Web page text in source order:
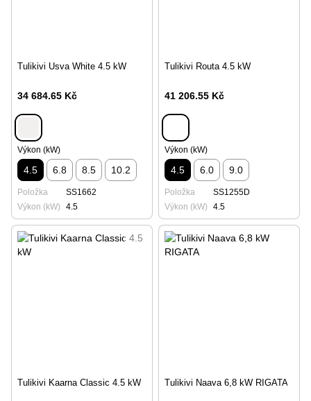
Tulikivi Usva White 4.5 kW
34 684.65 Kč
Výkon (kW)
4.5 6.8 8.5 10.2
Položka
SS1662
Výkon (kW)
4.5
Tulikivi Routa 4.5 kW
41 206.55 Kč
Výkon (kW)
4.5 6.0 9.0
Položka
SS1255D
Výkon (kW)
4.5
Tulikivi Kaarna Classic 4.5 kW Tulikivi Naava 6,8 kW RIGATA